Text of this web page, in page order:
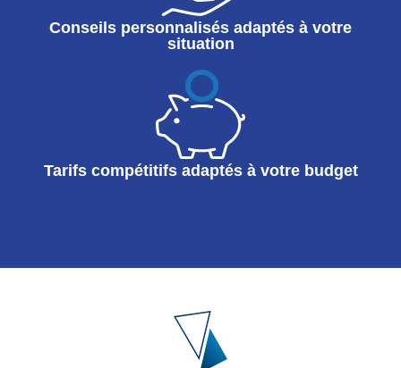
Conseils personnalisés adaptés à votre
situation
Tarifs compétitifs adaptés à votre budget